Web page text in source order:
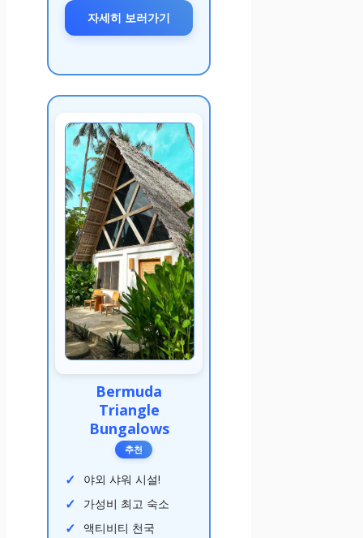
자세히 보러가기
Bermuda
Triangle
Bungalows
추천
야외 샤워 시설!
가성비 최고 숙소
액티비티 천국